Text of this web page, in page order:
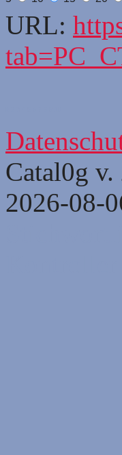
URL:
Catal0g v.
2026-08-